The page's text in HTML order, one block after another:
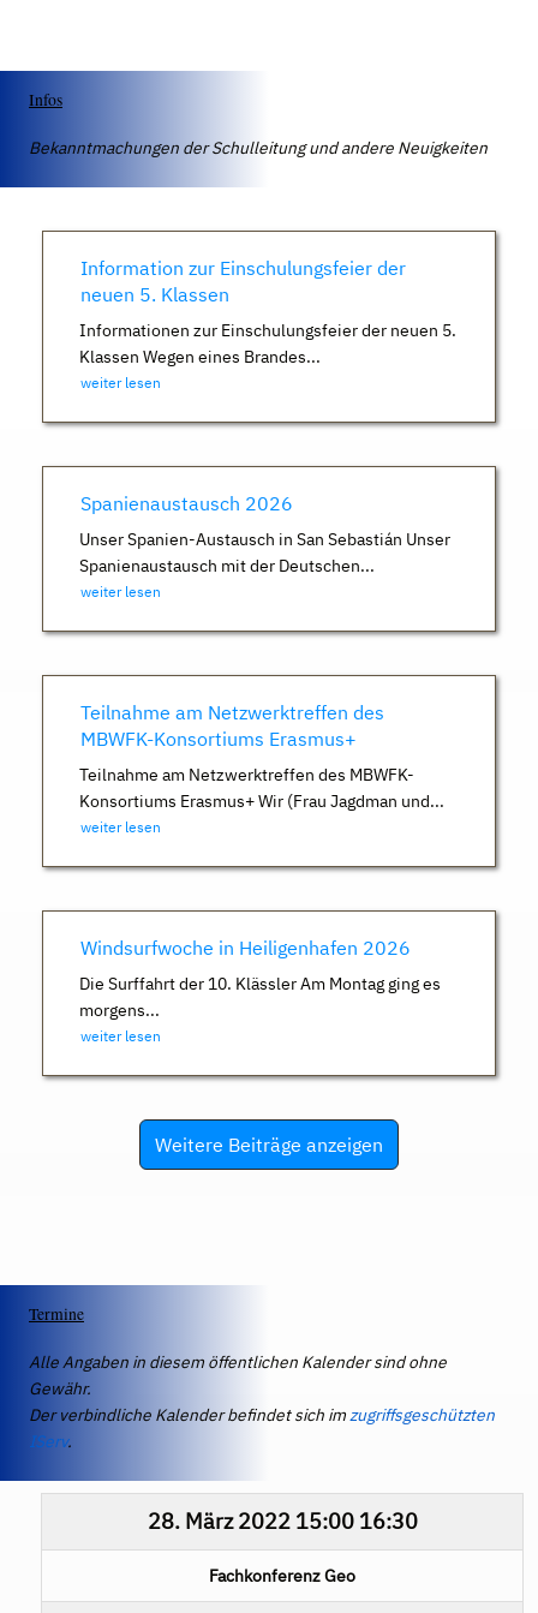
Infos
Bekanntmachungen der Schulleitung und andere Neuigkeiten
Information zur Einschulungsfeier der
neuen 5. Klassen
Informationen zur Einschulungsfeier der neuen 5.
Klassen Wegen eines Brandes...
weiter lesen
Spanienaustausch 2026
Unser Spanien-Austausch in San Sebastián Unser
Spanienaustausch mit der Deutschen...
weiter lesen
Teilnahme am Netzwerktreffen des
MBWFK-Konsortiums Erasmus+
Teilnahme am Netzwerktreffen des MBWFK-
Konsortiums Erasmus+ Wir (Frau Jagdman und...
weiter lesen
Windsurfwoche in Heiligenhafen 2026
Die Surffahrt der 10. Klässler Am Montag ging es
morgens...
weiter lesen
Weitere Beiträge anzeigen
Termine
Alle Angaben in diesem öffentlichen Kalender sind ohne
Gewähr.
Der verbindliche Kalender befindet sich imzugriffsgeschützten
IServ.
28. März 202215:00 16:30
Fachkonferenz Geo